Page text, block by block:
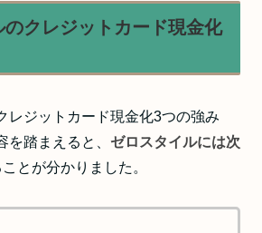
のクレジットカード現金化
を踏まえると、 ゼロスタイルには次
とが分かりました。